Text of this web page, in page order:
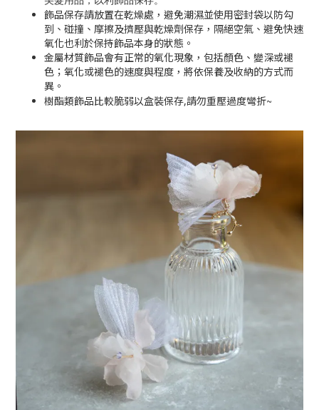
飾品保存請放置在乾燥處，避免潮濕並使用密封袋以防勾
到、碰撞、摩擦及擠壓與乾燥劑保存，隔絕空氣、避免快速
氧化也利於保持飾品本身的狀態。
金屬材質飾品會有正常的氧化現象，包括顏色、變深或褪
色；氧化或褪色的速度與程度，將依保養及收納的方式而
異。
樹酯類飾品比較脆弱以盒裝保存,請勿重壓過度彎折~